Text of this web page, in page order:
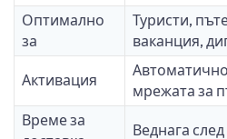
Оптимално
за
Туристи,
ваканция,
Активация
мрежата за
Време за
Веднага